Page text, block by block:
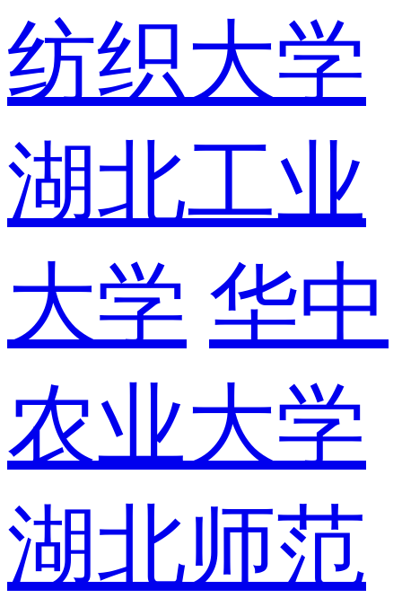
纺织大学
湖北工业
大学 华中
农业大学
湖北师范